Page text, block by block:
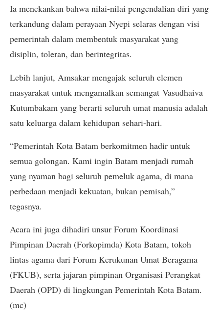
Ia menekankan bahwa nilai-nilai pengendalian diri yang
terkandung dalam perayaan Nyepi selaras dengan visi
pemerintah dalam membentuk masyarakat yang
disiplin, toleran, dan berintegritas.
Lebih lanjut, Amsakar mengajak seluruh elemen
masyarakat untuk mengamalkan semangat Vasudhaiva
Kutumbakam yang berarti seluruh umat manusia adalah
satu keluarga dalam kehidupan sehari-hari.
“Pemerintah Kota Batam berkomitmen hadir untuk
semua golongan. Kami ingin Batam menjadi rumah
yang nyaman bagi seluruh pemeluk agama, di mana
perbedaan menjadi kekuatan, bukan pemisah,”
tegasnya.
Acara ini juga dihadiri unsur Forum Koordinasi
Pimpinan Daerah (Forkopimda) Kota Batam, tokoh
lintas agama dari Forum Kerukunan Umat Beragama
(FKUB), serta jajaran pimpinan Organisasi Perangkat
Daerah (OPD) di lingkungan Pemerintah Kota Batam.
(mc)